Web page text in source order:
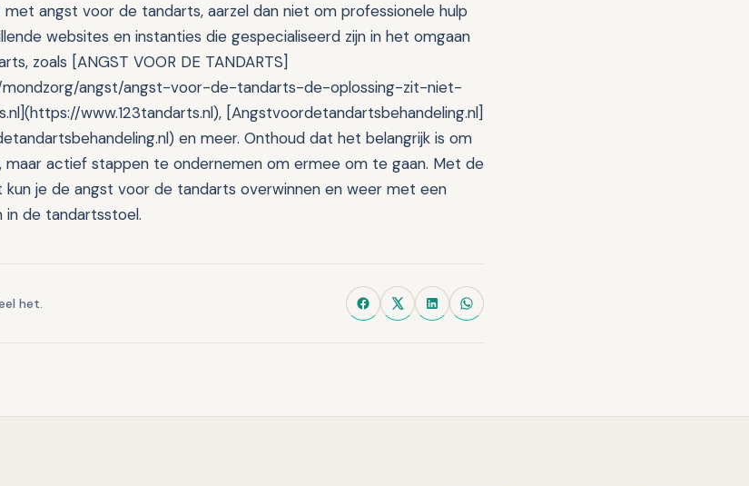
angst voor de tandarts, aarzel dan niet om professionele hulp
websites en instanties die gespecialiseerd zijn in het omgaan
zoals [ANGST VOOR DE TANDARTS]
mondzorg/angst/angst-voor-de-tandarts-de-oplossing-zit-niet-
www.123tandarts.nl), [Angstvoordetandartsbehandeling.nl]
en meer. Onthoud dat het belangrijk is om
maar actief stappen te ondernemen om ermee om te gaan. Met de
kun je de angst voor de tandarts overwinnen en weer met een
de tandartsstoel.
het.